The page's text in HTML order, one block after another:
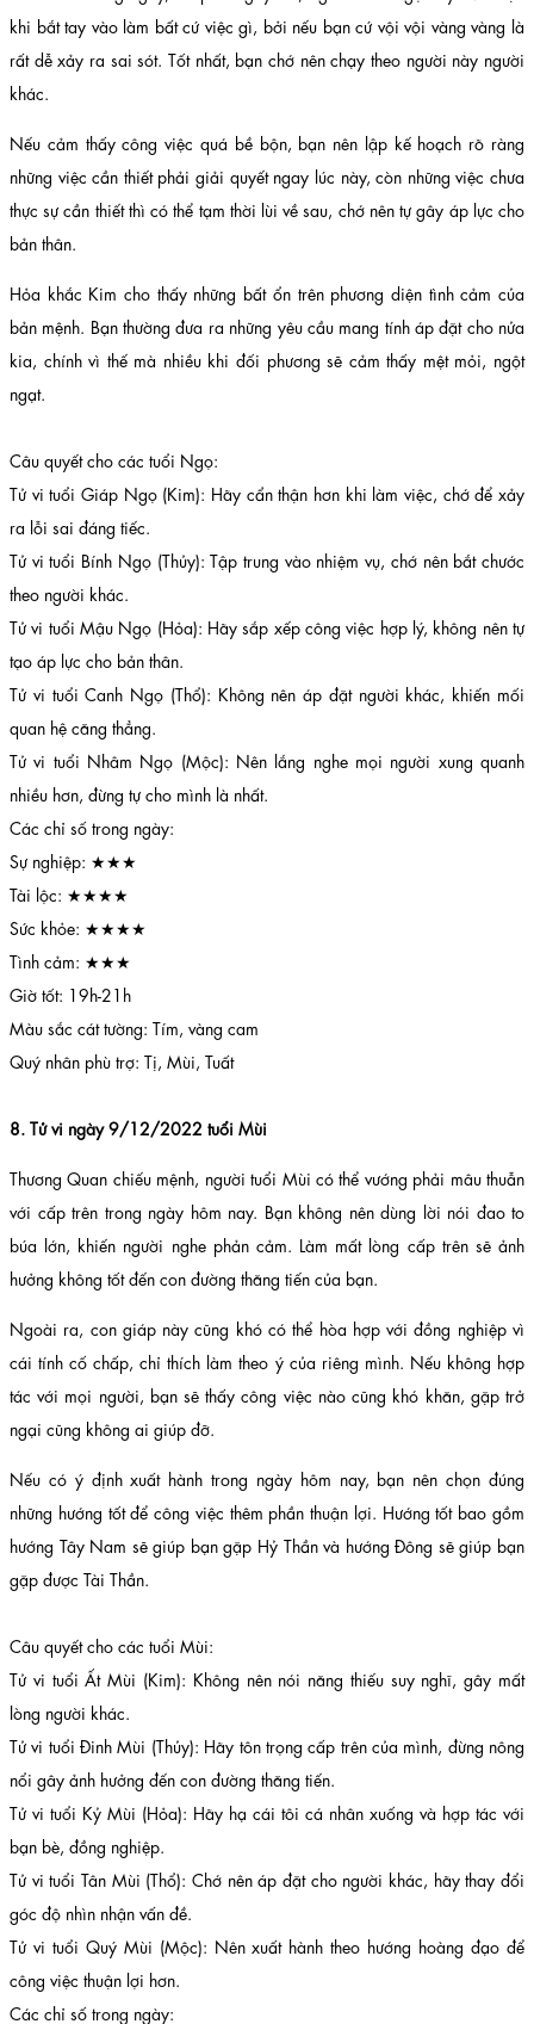
khi bắt tay vào làm bất cứ việc gì, bởi nếu bạn cứ vội vội vàng vàng là
rất dễ xảy ra sai sót. Tốt nhất, bạn chớ nên chạy theo người này người
khác.
Nếu cảm thấy công việc quá bề bộn, bạn nên lập kế hoạch rõ ràng
những việc cần thiết phải giải quyết ngay lúc này, còn những việc chưa
thực sự cần thiết thì có thể tạm thời lùi về sau, chớ nên tự gây áp lực cho
bản thân.
Hỏa khắc Kim cho thấy những bất ổn trên phương diện tình cảm của
bản mệnh. Bạn thường đưa ra những yêu cầu mang tính áp đặt cho nửa
kia, chính vì thế mà nhiều khi đối phương sẽ cảm thấy mệt mỏi, ngột
ngạt.
Câu quyết cho các tuổi Ngọ:
Tử vi tuổi Giáp Ngọ (Kim): Hãy cẩn thận hơn khi làm việc, chớ để xảy
ra lỗi sai đáng tiếc.
Tử vi tuổi Bính Ngọ (Thủy): Tập trung vào nhiệm vụ, chớ nên bắt chước
theo người khác.
Tử vi tuổi Mậu Ngọ (Hỏa): Hãy sắp xếp công việc hợp lý, không nên tự
tạo áp lực cho bản thân.
Tử vi tuổi Canh Ngọ (Thổ): Không nên áp đặt người khác, khiến mối
quan hệ căng thẳng.
Tử vi tuổi Nhâm Ngọ (Mộc): Nên lắng nghe mọi người xung quanh
nhiều hơn, đừng tự cho mình là nhất.
Các chỉ số trong ngày:
Sự nghiệp: ★★★
Tài lộc: ★★★★
Sức khỏe: ★★★★
Tình cảm: ★★★
Giờ tốt: 19h-21h
Màu sắc cát tường: Tím, vàng cam
Quý nhân phù trợ: Tị, Mùi, Tuất
8. Tử vi ngày 9/12/2022 tuổi Mùi
Thương Quan chiếu mệnh, người tuổi Mùi có thể vướng phải mâu thuẫn
với cấp trên trong ngày hôm nay. Bạn không nên dùng lời nói đao to
búa lớn, khiến người nghe phản cảm. Làm mất lòng cấp trên sẽ ảnh
hưởng không tốt đến con đường thăng tiến của bạn.
Ngoài ra, con giáp này cũng khó có thể hòa hợp với đồng nghiệp vì
cái tính cố chấp, chỉ thích làm theo ý của riêng mình. Nếu không hợp
tác với mọi người, bạn sẽ thấy công việc nào cũng khó khăn, gặp trở
ngại cũng không ai giúp đỡ.
Nếu có ý định xuất hành trong ngày hôm nay, bạn nên chọn đúng
những hướng tốt để công việc thêm phần thuận lợi. Hướng tốt bao gồm
hướng Tây Nam sẽ giúp bạn gặp Hỷ Thần và hướng Đông sẽ giúp bạn
gặp được Tài Thần.
Câu quyết cho các tuổi Mùi:
Tử vi tuổi Ất Mùi (Kim): Không nên nói năng thiếu suy nghĩ, gây mất
lòng người khác.
Tử vi tuổi Đinh Mùi (Thủy): Hãy tôn trọng cấp trên của mình, đừng nông
nổi gây ảnh hưởng đến con đường thăng tiến.
Tử vi tuổi Kỷ Mùi (Hỏa): Hãy hạ cái tôi cá nhân xuống và hợp tác với
bạn bè, đồng nghiệp.
Tử vi tuổi Tân Mùi (Thổ): Chớ nên áp đặt cho người khác, hãy thay đổi
góc độ nhìn nhận vấn đề.
Tử vi tuổi Quý Mùi (Mộc): Nên xuất hành theo hướng hoàng đạo để
công việc thuận lợi hơn.
Các chỉ số trong ngày: